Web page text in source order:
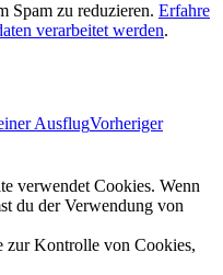
Spam zu reduzieren. Erfahre
verarbeitet werden.
AusflugVorheriger
verwendet Cookies. Wenn
du der Verwendung von
zur Kontrolle von Cookies,